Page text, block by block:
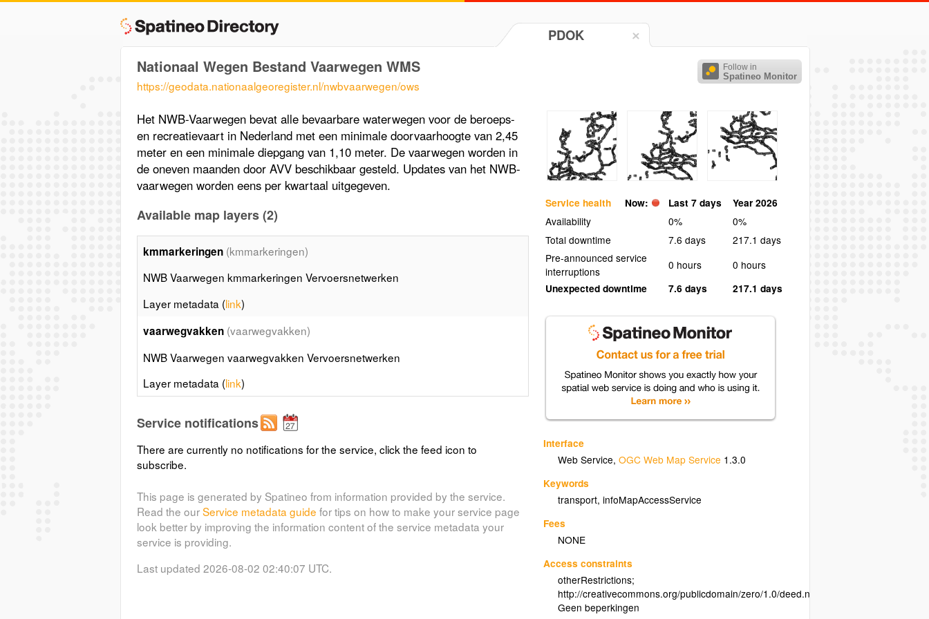
PDOK
Follow in
Spatineo Monitor
Nationaal Wegen Bestand Vaarwegen WMS
https://geodata.nationaalgeoregister.nl/nwbvaarwegen/ows
Service health Now: Last 7 days
Year 2026
Availability
0%
0%
Total downtime
7.6 days
217.1 days
Pre-announced service
interruptions
0 hours
0 hours
Unexpected downtime
7.6 days 217.1 days
Interface
Web Service,OGC Web Map Service 1.3.0
Keywords
transport,infoMapAccessService
Fees
NONE
Access constraints
otherRestrictions;
http://creativecommons.org/publicdomain/zero/1.0/deed.nl;
Geen beperkingen
Het NWB-Vaarwegen bevat alle bevaarbare waterwegen voor de beroeps-
en recreatievaart in Nederland met een minimale doorvaarhoogte van 2,45
meter en een minimale diepgang van 1,10 meter. De vaarwegen worden in
de oneven maanden door AVV beschikbaar gesteld. Updates van het NWB-
vaarwegen worden eens per kwartaal uitgegeven.
Available map layers (2)
kmmarkeringen (kmmarkeringen)
NWB Vaarwegen kmmarkeringen Vervoersnetwerken
Layer metadata (link)
vaarwegvakken (vaarwegvakken)
NWB Vaarwegen vaarwegvakken Vervoersnetwerken
Layer metadata (link)
Service notifications
There are currently no notifications for the service, click the feed icon to
subscribe.
This page is generated by Spatineo from information provided by the service.
Read the ourService metadata guide for tips on how to make your service page
look better by improving the information content of the service metadata your
service is providing.
Last updated 2026-08-02 02:40:07 UTC.